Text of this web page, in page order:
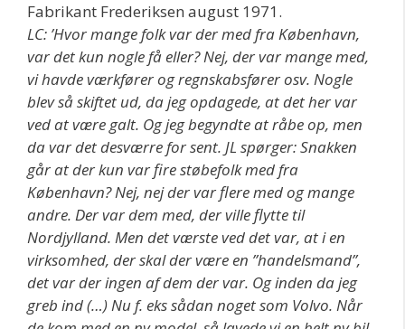
Fabrikant Frederiksen august 1971.
LC: ’Hvor mange folk var der med fra København,
var det kun nogle få eller? Nej, der var mange med,
vi havde værkfører og regnskabsfører osv. Nogle
blev så skiftet ud, da jeg opdagede, at det her var
ved at være galt. Og jeg begyndte at råbe op, men
da var det desværre for sent. JL spørger: Snakken
går at der kun var fire støbefolk med fra
København? Nej, nej der var flere med og mange
andre. Der var dem med, der ville flytte til
Nordjylland. Men det værste ved det var, at i en
virksomhed, der skal der være en ”handelsmand”,
det var der ingen af dem der var. Og inden da jeg
greb ind (…) Nu f. eks sådan noget som Volvo. Når